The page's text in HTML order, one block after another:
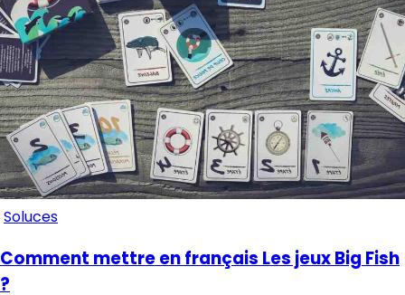
Soluces
Comment mettre en français Les jeux Big Fish
?